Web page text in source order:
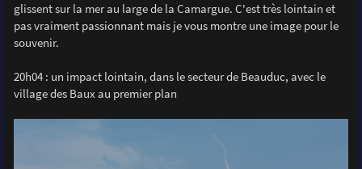
glissent sur la mer au large de la Camargue. C'est très lointain et
pas vraiment passionnant mais je vous montre une image pour le
souvenir.
20h04 : un impact lointain, dans le secteur de Beauduc, avec le
village des Baux au premier plan